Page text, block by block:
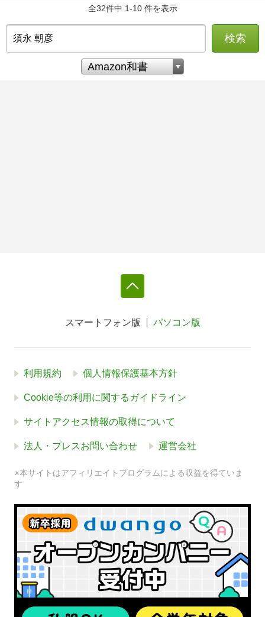
全32件中 1-10 件を表示
検索
スマートフォン版 パソコン版
利用規約 個人情報保護基本方針
Cookie等の利用に関するガイドライン
サイトアクセス情報の取得について
法人・プレスお問い合わせ 運営会社
※本サイトはアフィリエイトプログラムによる収益を得ていま
す